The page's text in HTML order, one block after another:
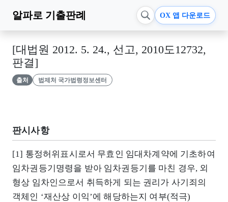
알파로 기출판례 OX 앱 다운로드
[대법원 2012. 5. 24., 선고, 2010도12732,
판결]
출처 법제처 국가법령정보센터
판시사항
[1] 통정허위표시로서 무효인 임대차계약에 기초하여
임차권등기명령을 받아 임차권등기를 마친 경우, 외
형상 임차인으로서 취득하게 되는 권리가 사기죄의
객체인 ‘재산상 이익’에 해당하는지 여부(적극)